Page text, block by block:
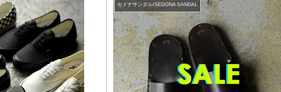
セドナサンダル/SEDONA SANDAL